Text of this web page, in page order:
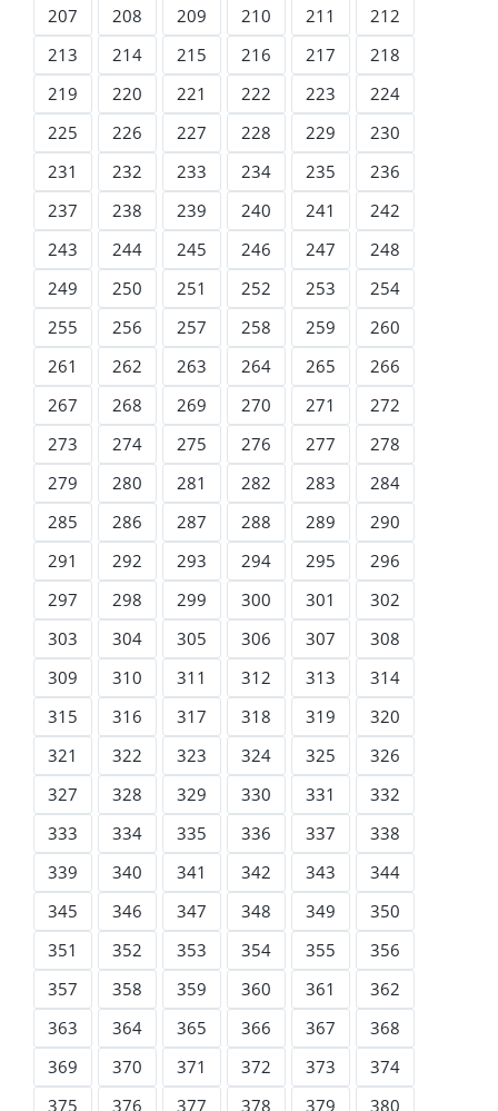
207
208 209 210 211
212
213
214 215 216 217
218
219
220 221 222 223
224
225
226 227 228 229
230
231
232 233 234 235
236
237
238 239 240 241
242
243
244 245 246 247
248
249
250 251 252 253
254
255
256 257 258 259
260
261
262 263 264 265
266
267
268 269 270 271
272
273
274 275 276 277
278
279
280 281 282 283
284
285
286 287 288 289
290
291
292 293 294 295
296
297
298 299 300 301
302
303
304 305 306 307
308
309
310 311 312 313
314
315
316 317 318 319
320
321
322 323 324 325
326
327
328 329 330 331
332
333
334 335 336 337
338
339
340 341 342 343
344
345
346 347 348 349
350
351
352 353 354 355
356
357
358 359 360 361
362
363
364 365 366 367
368
369
370 371 372 373
374
375
376 377 378 379 380